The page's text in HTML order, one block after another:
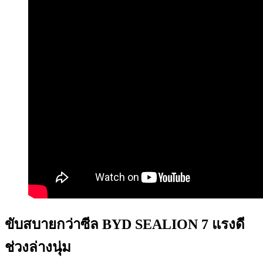
ขับสบายกว่าซีล BYD SEALION 7 แรงดี
ช่วงล่างนุ่ม